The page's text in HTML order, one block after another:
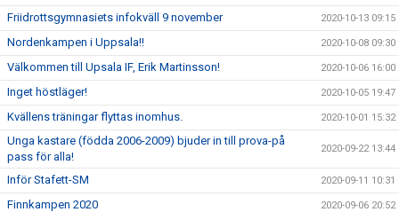
Friidrottsgymnasiets infokväll 9 november 2020-10-13 09:15
Nordenkampen i Uppsala!! 2020-10-08 09:30
Välkommen till Upsala IF, Erik Martinsson! 2020-10-06 16:00
Inget höstläger! 2020-10-05 19:47
Kvällens träningar flyttas inomhus. 2020-10-01 15:32
Unga kastare (födda 2006-2009) bjuder in till prova-på
pass för alla!
2020-09-22 13:44
Inför Stafett-SM 2020-09-11 10:31
Finnkampen 2020 2020-09-06 20:52